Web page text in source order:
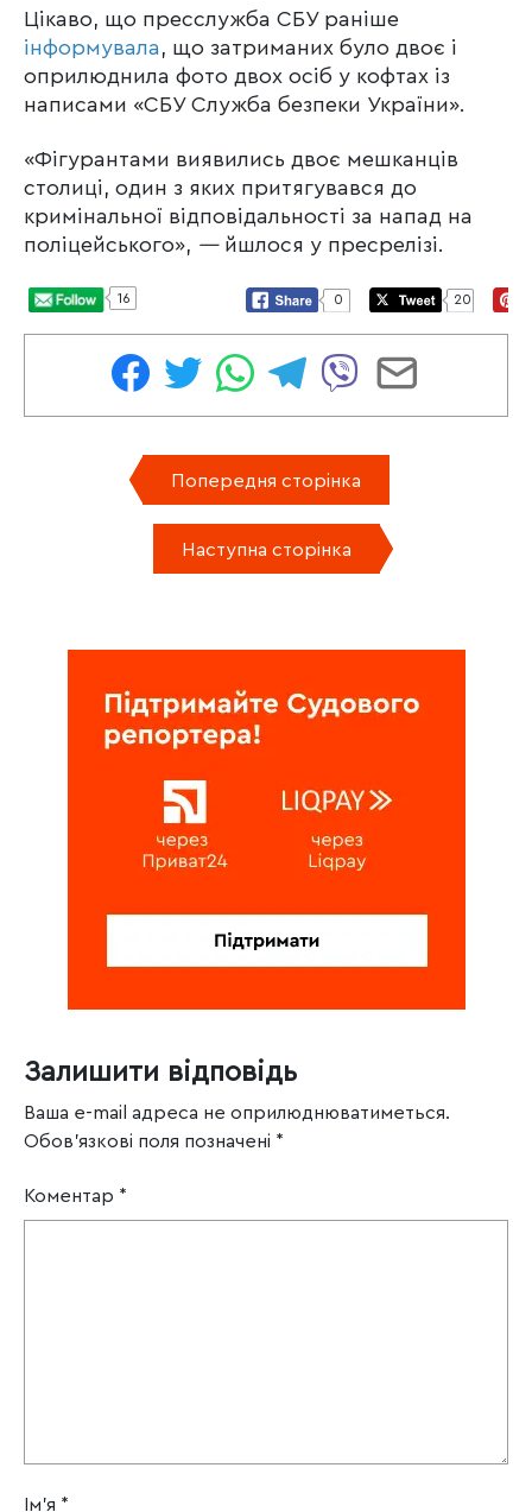
Цікаво, що пресслужба СБУ раніше
інформувала, що затриманих було двоє і
оприлюднила фото двох осіб у кофтах із
написами «СБУ Служба безпеки України».
«Фігурантами виявились двоє мешканців
столиці, один з яких притягувався до
кримінальної відповідальності за напад на
поліцейського», —йшлося у пресрелізі.
16 0 20
Попередня сторінка
Наступна сторінка
Залишити відповідь
Ваша e-mail адреса не оприлюднюватиметься.
Обов’язкові поля позначені *
Коментар *
Ім'я *